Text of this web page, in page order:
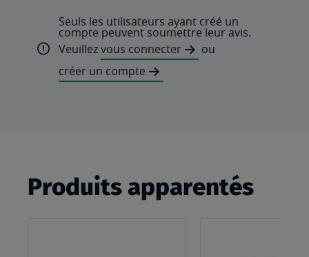
Seuls les utilisateurs ayant créé un
compte peuvent soumettre leur avis.
Veuillezvous connecter
ou
créer un compte
Produits apparentés